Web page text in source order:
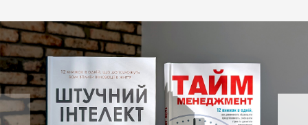
сферах.
В сборнике «Искусственный интеллект и
нейросети» вы узнаете:
Об основах машинного обучения и нейронных
сетях;
Об этических вызовах, связанных с применением